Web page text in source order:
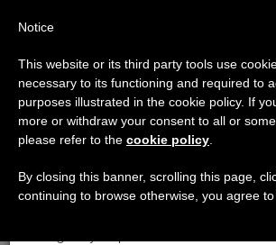
ETIQUETA
Posts Tagged
Animación
Aviso importante
Del 27 de julio al 7 de agosto
anual, aprovechando que en el
se generan menos informaciones y
Notice
This website or its third party tools use
necessary to its functioning and required to
purposes illustrated in the cookie policy. If
more or withdraw your consent to all or
please refer to the cookie policy
By closing this banner, scrolling this page,
continuing to browse otherwise, you agree